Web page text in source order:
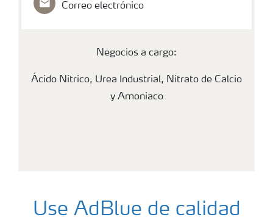
Correo electrónico
Negocios a cargo:
Ácido Nítrico, Urea Industrial, Nitrato de Calcio
y Amoniaco
Use AdBlue de calidad